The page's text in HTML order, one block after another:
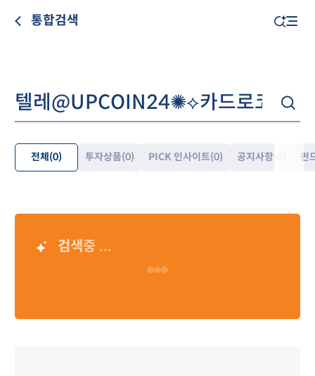
통합검색
전체 (0) 투자상품(0) PICK 인사이트(0) 공지사항 펀
검색중 ...
Loading…